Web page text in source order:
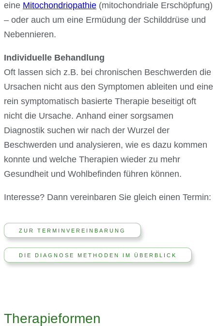
eine Mitochondriopathie (mitochondriale Erschöpfung)
– oder auch um eine Ermüdung der Schilddrüse und
Nebennieren.
Individuelle Behandlung
Oft lassen sich z.B. bei chronischen Beschwerden die
Ursachen nicht aus den Symptomen ableiten und eine
rein symptomatisch basierte Therapie beseitigt oft
nicht die Ursache. Anhand einer sorgsamen
Diagnostik suchen wir nach der Wurzel der
Beschwerden und analysieren, wie es dazu kommen
konnte und welche Therapien wieder zu mehr
Gesundheit und Wohlbefinden führen können.
Interesse? Dann vereinbaren Sie gleich einen Termin:
ZUR TERMINVEREINBARUNG
DIE DIAGNOSE METHODEN IM ÜBERBLICK
Therapieformen